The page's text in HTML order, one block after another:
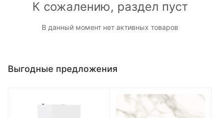
К сожалению, раздел пуст
В данный момент нет активных товаров
Выгодные предложения